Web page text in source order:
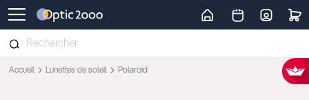
Retour vers la page d'accueil
Accueil Lunettes de soleil Polaroid